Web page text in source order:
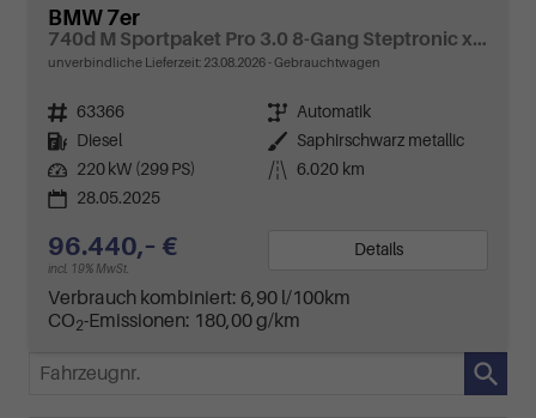
BMW 7er
740d M Sportpaket Pro 3.0 8-Gang Steptronic xDrive 740
unverbindliche Lieferzeit: 23.08.2026 Gebrauchtwagen
Fahrzeugnr. 63366 Getriebe Automatik
Kraftstoff
Diesel Außenfarbe
Saphirschwarz metallic
Leistung 220 kW (299 PS) Kilometerstand
6.020 km
28.05.2025
96.440,– €
incl. 19% MwSt.
Details
Verbrauch kombiniert: 6,90 l/100km
CO2-Emissionen: 180,00 g/km
Fahrzeugnr.